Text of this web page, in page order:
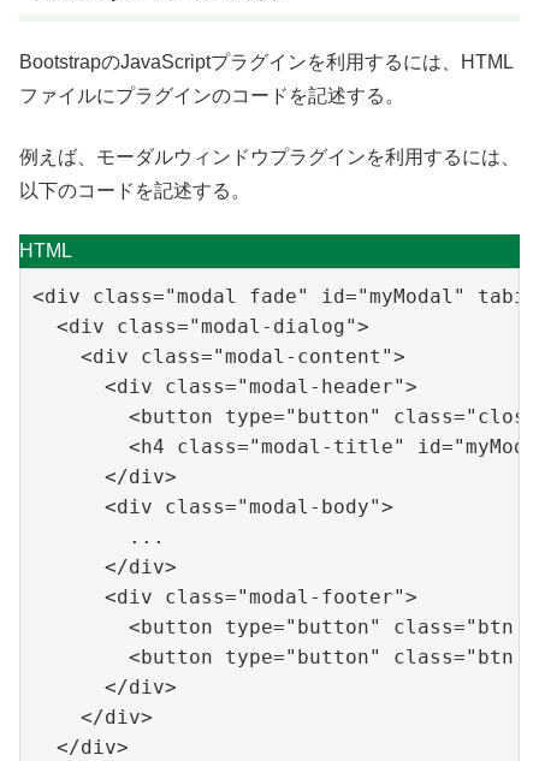
BootstrapのJavaScriptプラグインを利用するには、HTML
ファイルにプラグインのコードを記述する。
例えば、モーダルウィンドウプラグインを利用するには、
以下のコードを記述する。
HTML
<div class="modal fade" id="myModal"
<div class="modal-dialog">
<div class="modal-content">
<div class="modal-header">
< button type="button" class=
< h4 class="modal-title" id=
</div>
<div class="modal-body">
        ...
</div>
<div class="modal-footer">
< button type="button" class="btn
< button type="button" class="btn
</div>
</div>
</div>